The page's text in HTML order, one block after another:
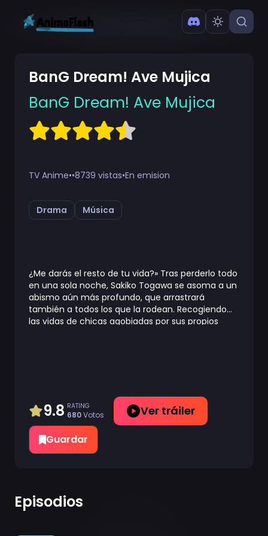
BanG Dream! Ave Mujica
BanG Dream! Ave Mujica
TV Anime••8739 vistas•En emision
Drama Música
¿Me darás el resto de tu vida?» Tras perderlo todo
en una sola noche, Sakiko Togawa se asoma a un
abismo aún más profundo, que arrastrará
también a todos los que la rodean. Recogiendo
las vidas de chicas agobiadas por sus propios
9.8 RATING
680Votos Ver tráiler
Guardar
Episodios